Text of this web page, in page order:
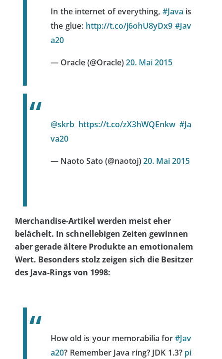
In the internet of everything, #Java is
the glue: http://t.co/j6ohU8yDx9 #Jav
a20
— Oracle (@Oracle)20. Mai 2015
@skrb https://t.co/zX3hWQEnkw #Ja
va20
— Naoto Sato (@naotoj)20. Mai 2015
Merchandise-Artikel werden meist eher
belächelt. In schnellebigen Zeiten gewinnen
aber gerade ältere Produkte an emotionalem
Wert. Besonders stolz zeigen sich die Besitzer
des Java-Rings von 1998:
How old is your memorabilia for#Jav
a20? Remember Java ring? JDK 1.3? pi